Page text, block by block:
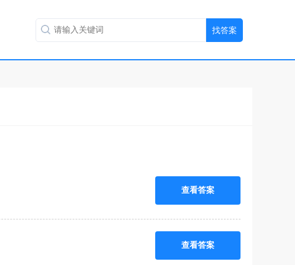
查看答案
查看答案